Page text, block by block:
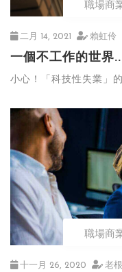
職場商
二月 14, 2021 賴虹伶
一個不工作的世界
小心！「科技性失業」
職場商
十一月 26, 2020 老